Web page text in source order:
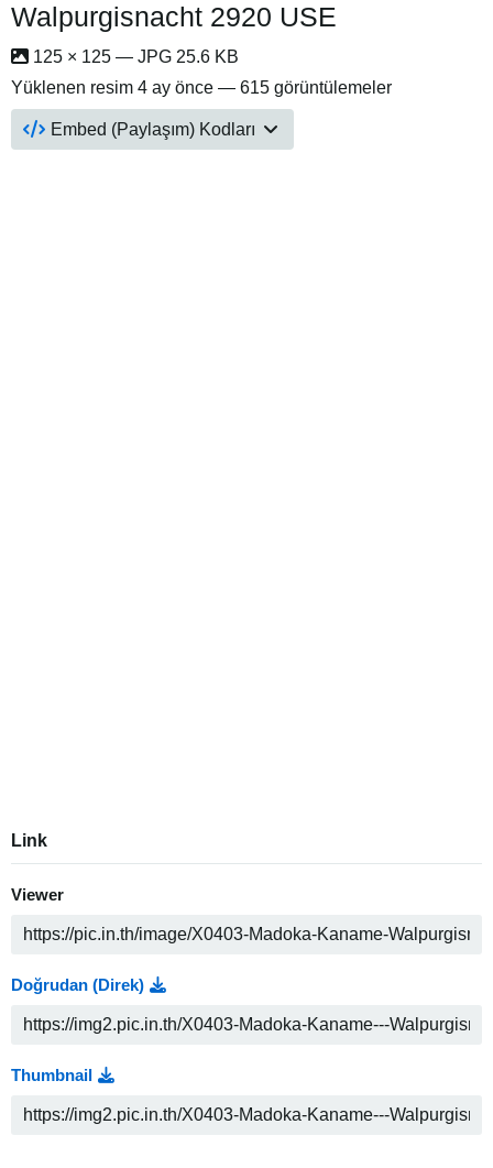
Walpurgisnacht 2920 USE
125 × 125 — JPG 25.6 KB
Yüklenen resim 4 ay önce — 615 görüntülemeler
Embed (Paylaşım) Kodları
Link
Viewer
Doğrudan (Direk)
Thumbnail